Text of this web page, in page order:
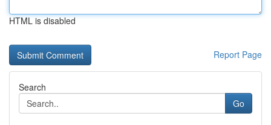
HTML is disabled
Report Page
Search
Go